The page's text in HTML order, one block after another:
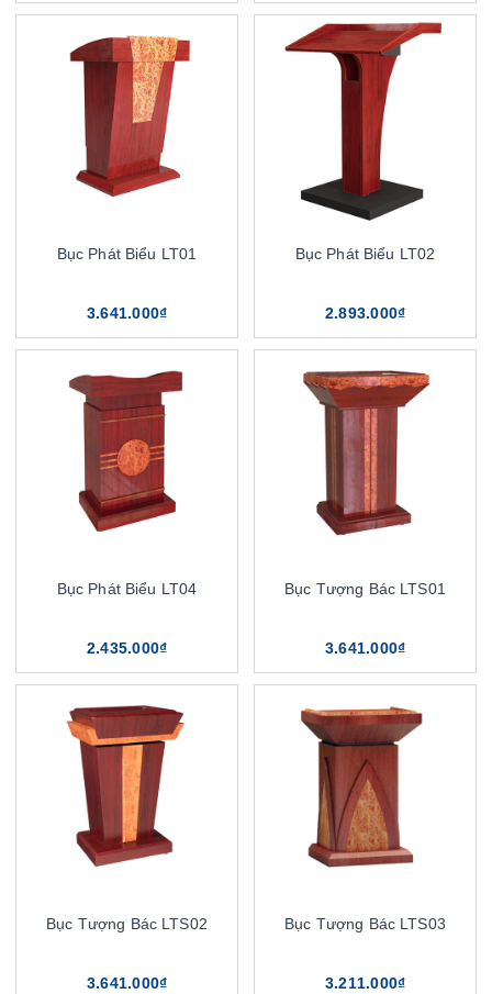
Bục Phát Biểu LT01
3.641.000₫
Bục Phát Biểu LT02
2.893.000₫
Bục Phát Biểu LT04
2.435.000₫
Bục Tượng Bác LTS01
3.641.000₫
Bục Tượng Bác LTS02
3.641.000₫
Bục Tượng Bác LTS03
3.211.000₫